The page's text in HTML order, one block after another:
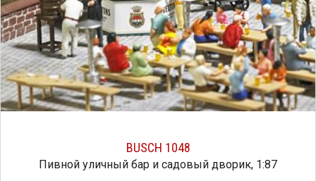
BUSCH 1048
Пивной уличный бар и садовый дворик, 1:87